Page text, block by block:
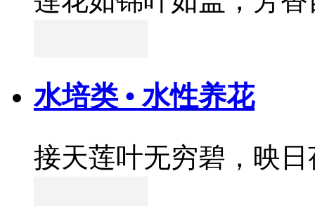
水培类 • 水性养花
接天莲叶无穷碧，映